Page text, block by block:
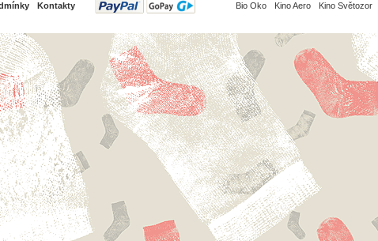
Kontakty Bio Oko Kino Aero Kino Světozor